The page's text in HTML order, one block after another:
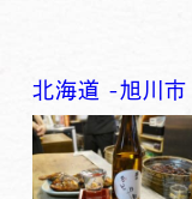
北海道 -旭川市